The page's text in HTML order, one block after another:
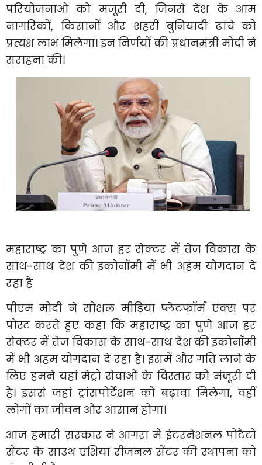
परियोजनाओं को मंजूरी दी, जिनसे देश के आम
नागरिकों, किसानों और शहरी बुनियादी ढांचे को
प्रत्यक्ष लाभ मिलेगा। इन निर्णयों की प्रधानमंत्री मोदी ने
सराहना की।
महाराष्ट्र का पुणे आज हर सेक्टर में तेज विकास के
साथ-साथ देश की इकोनॉमी में भी अहम योगदान दे
रहा है
पीएम मोदी ने सोशल मीडिया प्लेटफॉर्म एक्स पर
पोस्ट करते हुए कहा कि महाराष्ट्र का पुणे आज हर
सेक्टर में तेज विकास के साथ-साथ देश की इकोनॉमी
में भी अहम योगदान दे रहा है। इसमें और गति लाने के
लिए हमने यहां मेट्रो सेवाओं के विस्तार को मंजूरी दी
है। इससे जहां ट्रांसपोर्टेशन को बढ़ावा मिलेगा, वहीं
लोगों का जीवन और आसान होगा।
आज हमारी सरकार ने आगरा में इंटरनेशनल पोटैटो
सेंटर के साउथ एशिया रीजनल सेंटर की स्थापना को